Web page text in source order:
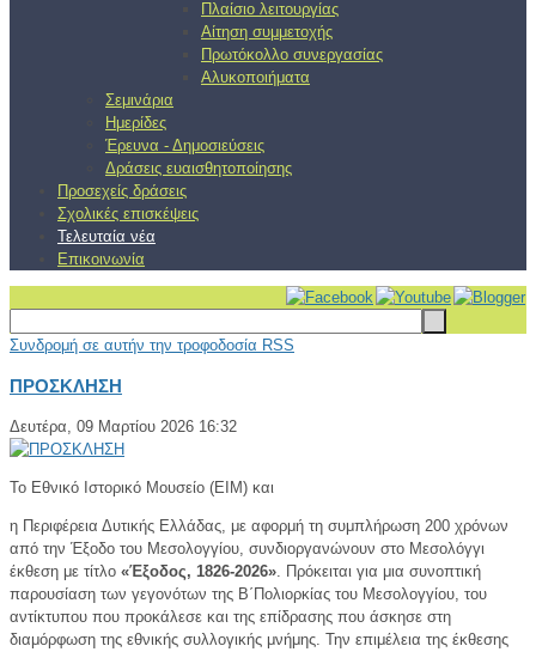
Πλαίσιο λειτουργίας
Αίτηση συμμετοχής
Πρωτόκολλο συνεργασίας
Αλυκοποιήματα
Σεμινάρια
Ημερίδες
Έρευνα - Δημοσιεύσεις
Δράσεις ευαισθητοποίησης
Προσεχείς δράσεις
Σχολικές επισκέψεις
Τελευταία νέα
Επικοινωνία
Συνδρομή σε αυτήν την τροφοδοσία RSS
ΠΡΟΣΚΛΗΣΗ
Δευτέρα, 09 Μαρτίου 2026 16:32
Το Εθνικό Ιστορικό Μουσείο (EIM) και
η Περιφέρεια Δυτικής Ελλάδας, με αφορμή τη συμπλήρωση 200 χρόνων
από την Έξοδο του Μεσολογγίου, συνδιοργανώνουν στο Μεσολόγγι
έκθεση με τίτλο «Έξοδος, 1826-2026». Πρόκειται για μια συνοπτική
παρουσίαση των γεγονότων της Β΄Πολιορκίας του Μεσολογγίου, του
αντίκτυπου που προκάλεσε και της επίδρασης που άσκησε στη
διαμόρφωση της εθνικής συλλογικής μνήμης. Την επιμέλεια της έκθεσης